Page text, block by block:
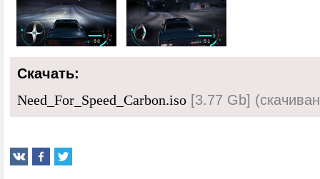
Скачать:
Need_For_Speed_Carbon.iso [3.77 Gb]